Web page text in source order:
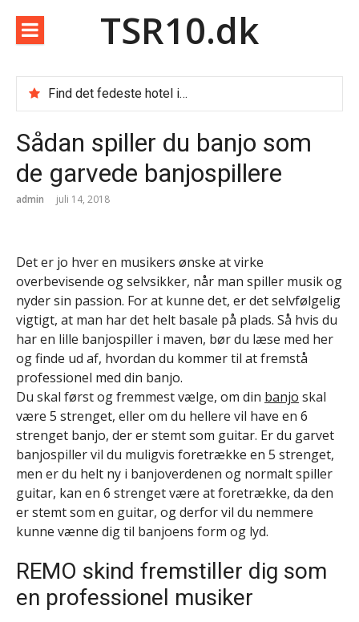
indhold
TSR10.dk
Find det fedeste hotel i Dubai
Sådan finder du de billige weekendophold
Rom i foråret
Forbrugslån og RKI lån
Vælg Doro som senior mobil
Billige afbudsrejser
Teknologibranchen og faglig organisering: Mange vælger a-kasse men fravælger fagforening
Det tekniske fundament bag en velfungerende hjemmeside
Sådan spiller du banjo som
de garvede banjospillere
admin juli 14, 2018
Det er jo hver en musikers ønske at virke
overbevisende og selvsikker, når man spiller musik og
nyder sin passion. For at kunne det, er det selvfølgelig
vigtigt, at man har det helt basale på plads. Så hvis du
har en lille banjospiller i maven, bør du læse med her
og finde ud af, hvordan du kommer til at fremstå
professionel med din banjo.
Du skal først og fremmest vælge, om din banjo skal
være 5 strenget, eller om du hellere vil have en 6
strenget banjo, der er stemt som guitar. Er du garvet
banjospiller vil du muligvis foretrække en 5 strenget,
men er du helt ny i banjoverdenen og normalt spiller
guitar, kan en 6 strenget være at foretrække, da den
er stemt som en guitar, og derfor vil du nemmere
kunne vænne dig til banjoens form og lyd.
REMO skind fremstiller dig som
en professionel musiker